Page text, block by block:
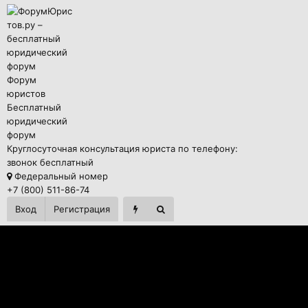
Форум
юристов
Бесплатный
юридический
форум
Круглосуточная консультация юриста по телефону:
звонок бесплатный
Федеральный номер
+7 (800) 511-86-74
Вход
Регистрация